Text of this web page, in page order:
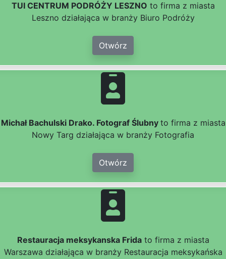
TUI CENTRUM PODRÓŻY LESZNO to firma z miasta
Leszno działająca w branży Biuro Podróży
Otwórz
Michał Bachulski Drako. Fotograf Ślubny to firma z miasta
Nowy Targ działająca w branży Fotografia
Otwórz
Restauracja meksykanska Fridato firma z miasta
Warszawa działająca w branży Restauracja meksykańska